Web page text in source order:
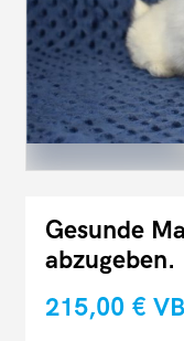
Gesunde
abzugeben.
215,00 € VB